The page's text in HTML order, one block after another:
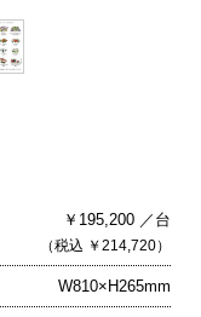
￥195,200 ／台
（税込 ￥214,720）
W810×H265mm